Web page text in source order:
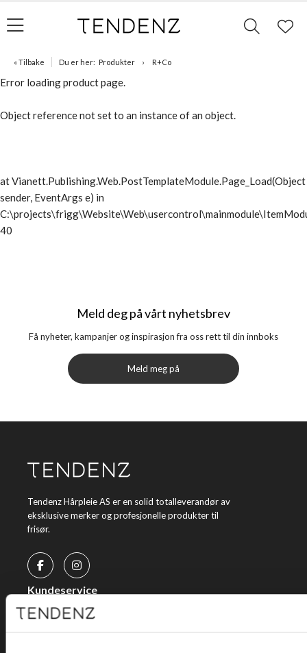
« Tilbake Du er her: Produkter R+Co
Error loading product page.
Object reference not set to an instance of an object.
at Vianett.Publishing.Web.PostTemplateModule.Page_Load(Object
sender, EventArgs e) in
40
Meld deg på vårt nyhetsbrev
Få nyheter, kampanjer og inspirasjon fra oss rett til din innboks
Meld meg på
Tendenz Hårpleie AS er en solid totalleverandør av
eksklusive merker og profesjonelle produkter til
frisør.
Kundeservice
Kjøpsvilkår